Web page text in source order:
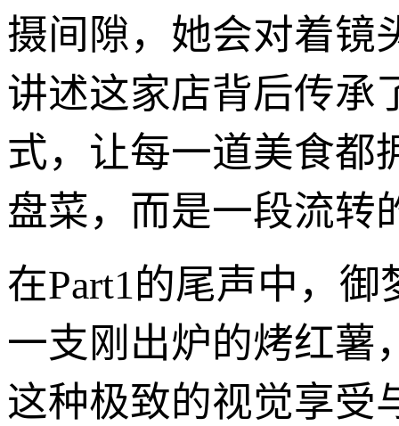
摄间隙，她会对着镜
讲述这家店背后传承
式，让每一道美食都
盘菜，而是一段流转
在Part1的尾声中，
一支刚出炉的烤红薯
这种极致的视觉享受